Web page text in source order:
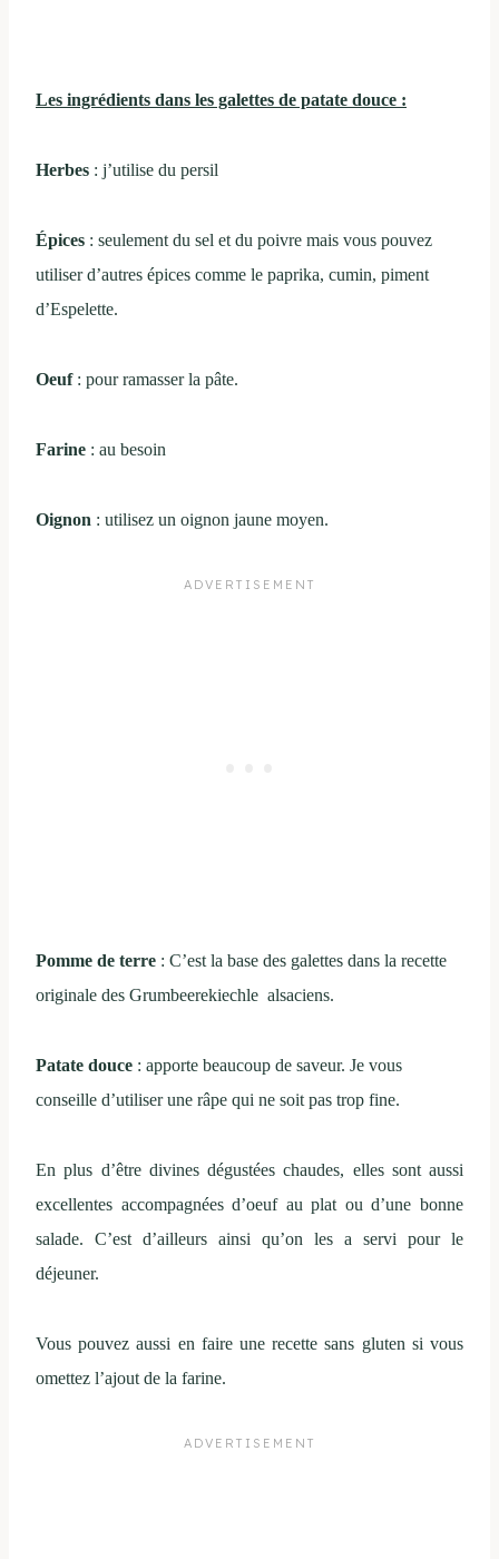
Les ingrédients dans les galettes de patate douce :
Herbes : j’utilise du persil
Épices : seulement du sel et du poivre mais vous pouvez
utiliser d’autres épices comme le paprika, cumin, piment
d’Espelette.
Oeuf: pour ramasser la pâte.
Farine : au besoin
Oignon : utilisez un oignon jaune moyen.
Pomme de terre : C’est la base des galettes dans la recette
originale des Grumbeerekiechle alsaciens.
Patate douce : apporte beaucoup de saveur. Je vous
conseille d’utiliser une râpe qui ne soit pas trop fine.
En plus d’être divines dégustées chaudes, elles sont aussi
excellentes accompagnées d’oeuf au plat ou d’une bonne
salade. C’est d’ailleurs ainsi qu’on les a servi pour le
déjeuner.
Vous pouvez aussi en faire une recette sans gluten si vous
omettez l’ajout de la farine.